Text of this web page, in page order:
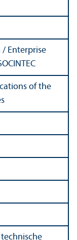
/ Enterprise
of the